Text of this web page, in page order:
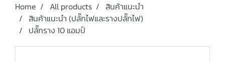
Home All products
สินค้าแนะนำ
สินค้าแนะนำ (ปลั๊กไฟและรางปลั๊กไฟ)
ปลั๊กราง 10 แอมป์